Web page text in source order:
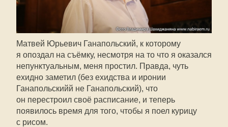
Матвей Юрьевич Ганапольский, к которому
я опоздал на съёмку, несмотря на то что я оказался
непунктуальным, меня простил. Правда, чуть
ехидно заметил (без ехидства и иронии
Ганапольскийй не Ганапольский), что
он перестроил своё расписание, и теперь
появилось время для того, чтобы я поел курицу
с рисом.